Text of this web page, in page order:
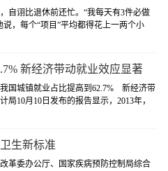
自诩比退休前还忙。“我每天有3件必做
，每个“项目”平均都得花上一两个小
新经济带动就业效应显著
我国城镇就业占比提高到62.7% 新经济带
10月10日发布的报告显示，2013年，
到50.5%。2021年，城镇就业人员总量
生新标准
革委办公厅、国家疾病预防控制局综合